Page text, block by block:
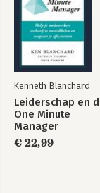
Kenneth Blanchard
Leiderschap en
One Minute
Manager
€ 22,99